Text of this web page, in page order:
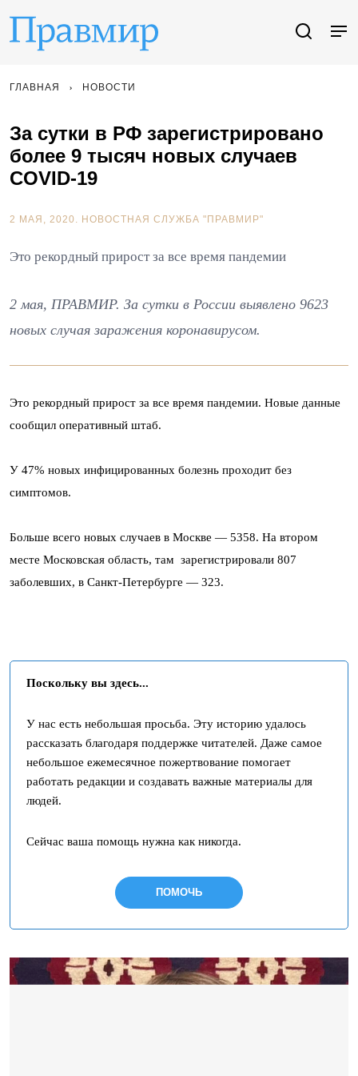
ГЛАВНАЯ НОВОСТИ
За сутки в РФ зарегистрировано
более 9 тысяч новых случаев
COVID-19
2 МАЯ, 2020. НОВОСТНАЯ СЛУЖБА "ПРАВМИР"
Это рекордный прирост за все время пандемии
2 мая, ПРАВМИР. За сутки в России выявлено 9623
новых случая заражения коронавирусом.
Это рекордный прирост за все время пандемии. Новые данные
сообщил оперативный штаб.
У 47% новых инфицированных болезнь проходит без
симптомов.
Больше всего новых случаев в Москве — 5358. На втором
месте Московская область, там зарегистрировали 807
заболевших, в Санкт-Петербурге — 323.
Поскольку вы здесь...
У нас есть небольшая просьба. Эту историю удалось
рассказать благодаря поддержке читателей. Даже самое
небольшое ежемесячное пожертвование помогает
работать редакции и создавать важные материалы для
людей.
Сейчас ваша помощь нужна как никогда.
ПОМОЧЬ